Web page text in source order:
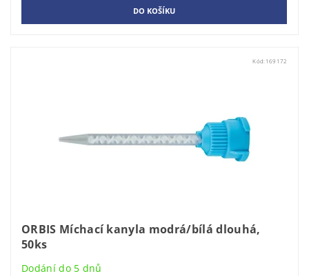
Kód: 169172
ORBIS Míchací kanyla modrá/bílá dlouhá,
50ks
Dodání do 5 dnů